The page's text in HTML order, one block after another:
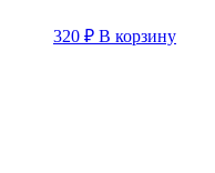
320 ₽ В корзину